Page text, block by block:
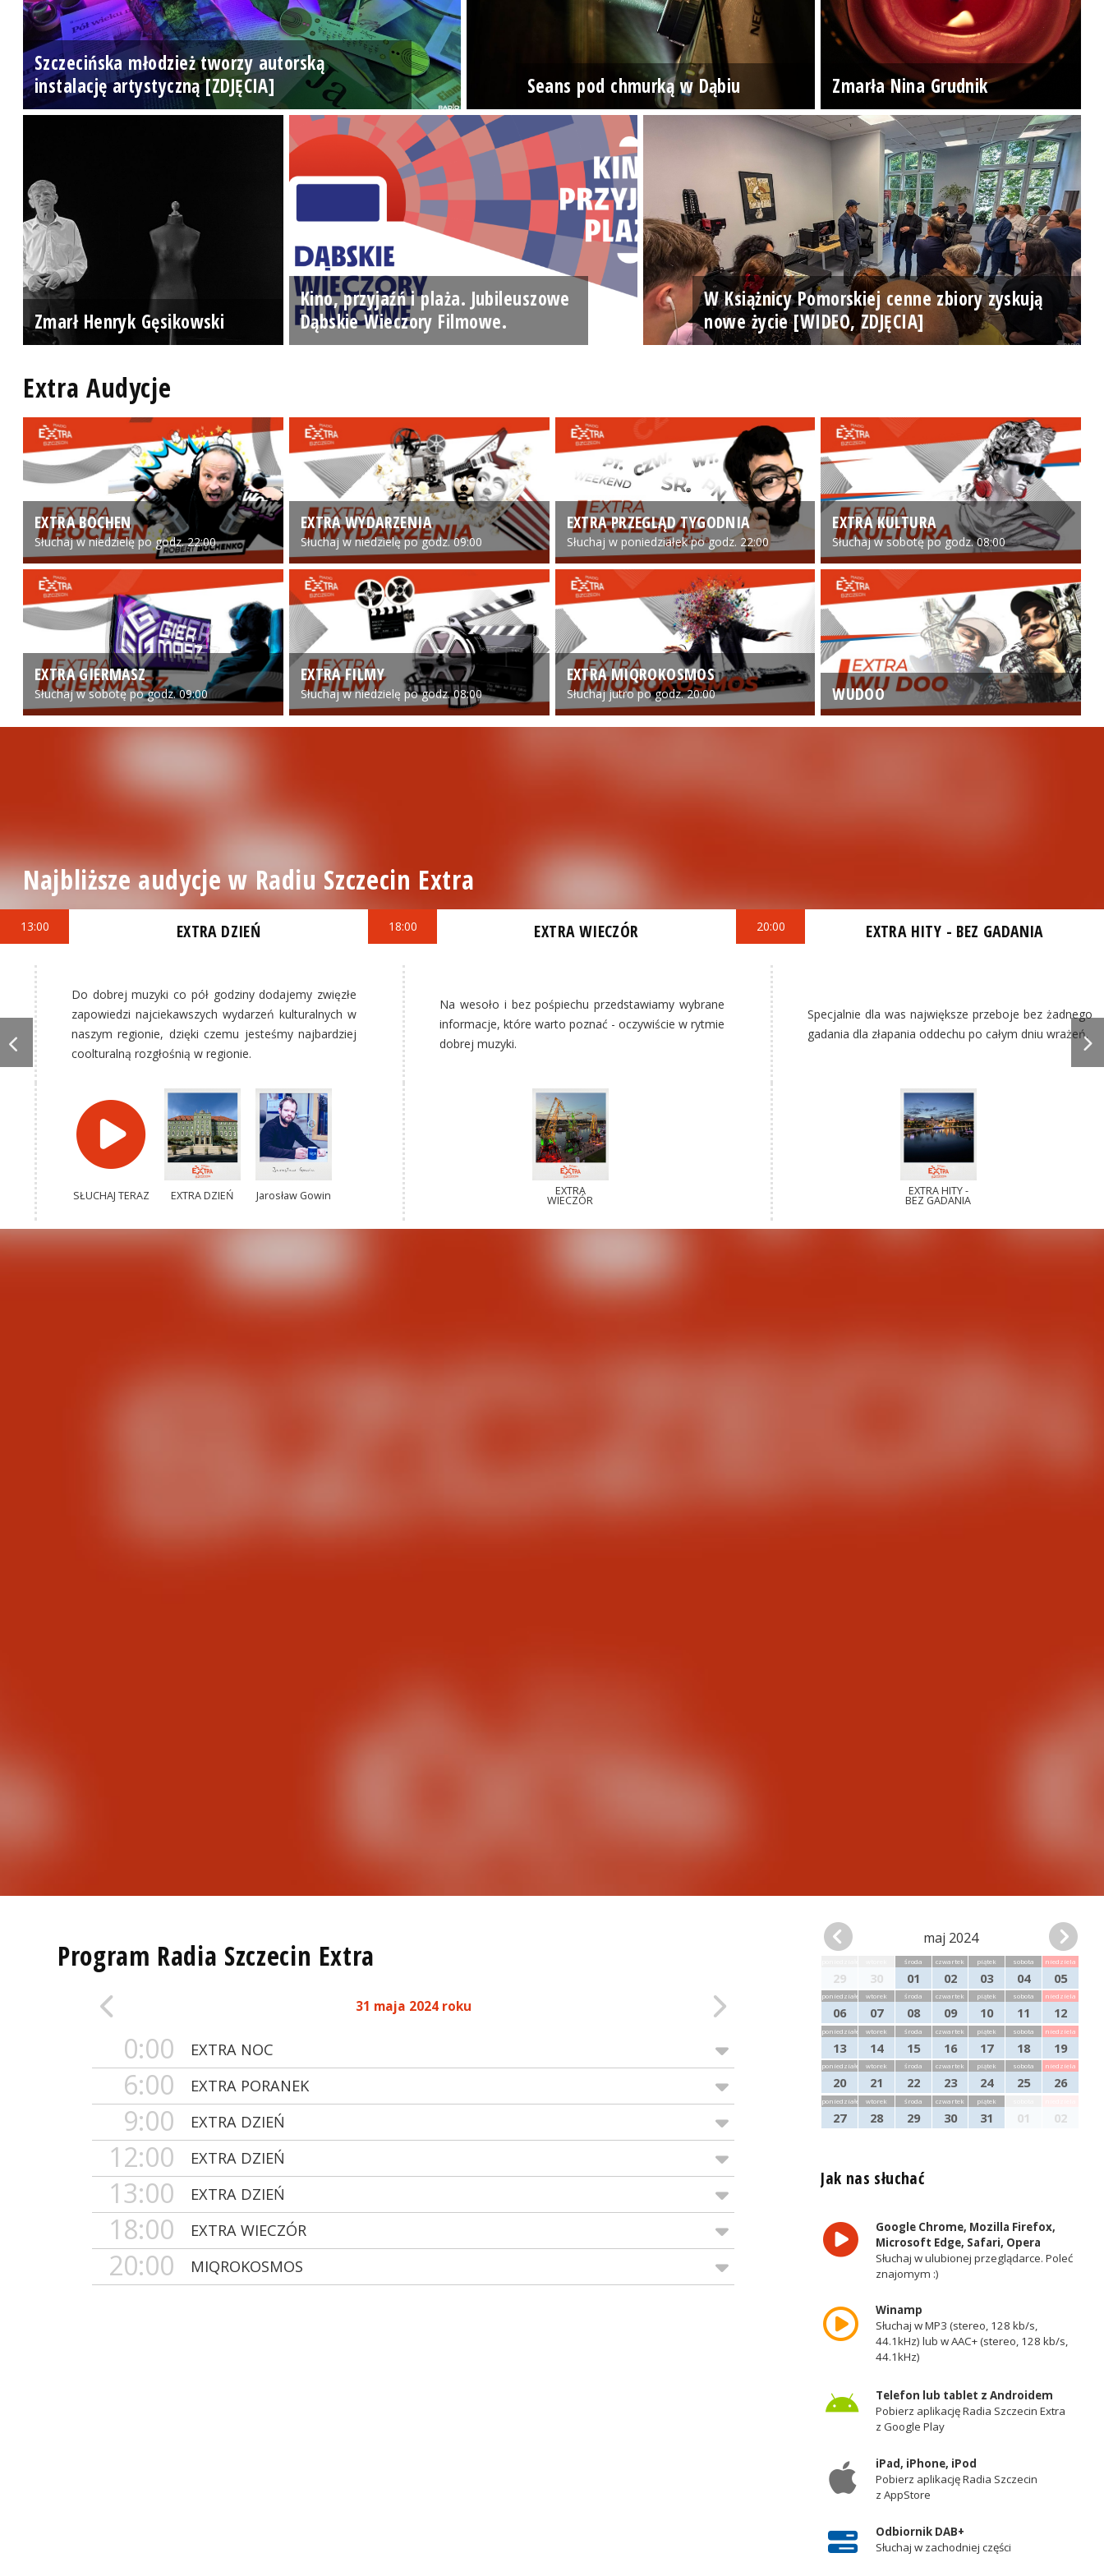
Szczecińska młodzież tworzy autorską
instalację artystyczną [ZDJĘCIA]
Seans pod chmurką w Dąbiu Zmarła Nina Grudnik
Zmarł Henryk Gęsikowski
Kino, przyjaźń i plaża. Jubileuszowe
Dąbskie Wieczory Filmowe.
W Książnicy Pomorskiej cenne zbiory zyskują
nowe życie [WIDEO, ZDJĘCIA]
Extra Audycje
EXTRA BOCHEN
Słuchaj w niedzielę po godz. 22:00
EXTRA WYDARZENIA
Słuchaj w niedzielę po godz. 09:00
EXTRA PRZEGLĄD TYGODNIA
Słuchaj w poniedziałek po godz. 22:00
EXTRA KULTURA
Słuchaj w sobotę po godz. 08:00
EXTRA GIERMASZ
Słuchaj w sobotę po godz. 09:00
EXTRA FILMY
Słuchaj w niedzielę po godz. 08:00
EXTRA MIQROKOSMOS
Słuchaj jutro po godz. 20:00 WUDOO
Najbliższe audycje w Radiu Szczecin Extra
13:00 EXTRA DZIEŃ
Do dobrej muzyki co pół godziny dodajemy zwięzłe
zapowiedzi najciekawszych wydarzeń kulturalnych w
naszym regionie, dzięki czemu jesteśmy najbardziej
coolturalną rozgłośnią w regionie.
SŁUCHAJ TERAZ EXTRA DZIEŃ Jarosław Gowin
18:00 EXTRA WIECZÓR
Na wesoło i bez pośpiechu przedstawiamy wybrane
informacje, które warto poznać - oczywiście w rytmie
dobrej muzyki.
EXTRA
WIECZÓR
20:00 EXTRA HITY - BEZ GADANIA
Specjalnie dla was największe przeboje bez żadnego
gadania dla złapania oddechu po całym dniu wrażeń.
EXTRA HITY -
BEZ GADANIA
Program Radia Szczecin Extra
31 maja 2024 roku
0:00 EXTRA NOC
6:00 EXTRA PORANEK
9:00 EXTRA DZIEŃ
12:00 EXTRA DZIEŃ
13:00 EXTRA DZIEŃ
18:00 EXTRA WIECZÓR
20:00 MIQROKOSMOS
maj 2024
29 30
środa
01
czwartek
02
piątek
03
sobota
04
niedziela
05
poniedziałek
06
wtorek
07
środa
08
czwartek
09
piątek
10
sobota
11
niedziela
12
poniedziałek
13
wtorek
14
środa
15
czwartek
16
piątek
17
sobota
18
niedziela
19
poniedziałek
20
wtorek
21
środa
22
czwartek
23
piątek
24
sobota
25
niedziela
26
poniedziałek
27
wtorek
28
środa
29
czwartek
30
piątek
31 01 02
Jak nas słuchać
Google Chrome, Mozilla Firefox,
Microsoft Edge, Safari, Opera
Słuchaj w ulubionej przeglądarce. Poleć
znajomym :)
Winamp
Słuchaj w MP3 (stereo, 128 kb/s,
44.1kHz) lub w AAC+ (stereo, 128 kb/s,
44.1kHz)
Telefon lub tablet z Androidem
Pobierz aplikację Radia Szczecin Extra
z Google Play
iPad, iPhone, iPod
Pobierz aplikację Radia Szczecin
z AppStore
Odbiornik DAB+
Słuchaj w zachodniej części